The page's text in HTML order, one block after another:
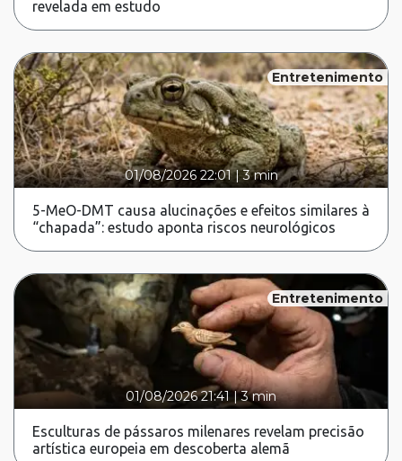
revelada em estudo
Entretenimento
01/08/2026 22:01|3 min
5-MeO-DMT causa alucinações e efeitos similares à
“chapada”: estudo aponta riscos neurológicos
Entretenimento
01/08/2026 21:41 |3 min
Esculturas de pássaros milenares revelam precisão
artística europeia em descoberta alemã